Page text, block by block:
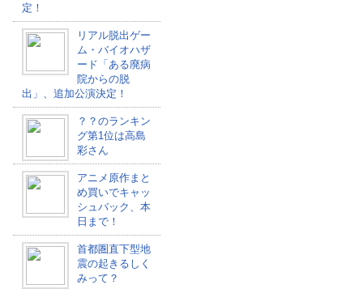
定！
リアル脱出ゲー
ム・バイオハザ
ード「ある廃病
院からの脱
出」、追加公演決定！
？？のランキン
グ第1位は高島
彩さん
アニメ原作まと
め買いでキャッ
シュバック、本
日まで！
首都圏直下型地
震の起きるしく
みって？